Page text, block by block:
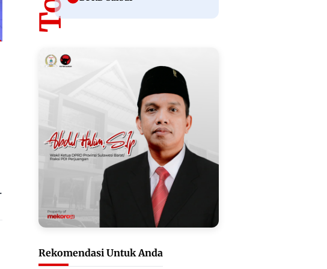
Rekomendasi Untuk Anda